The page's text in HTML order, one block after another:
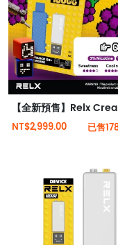
NT$2,999.00 已售